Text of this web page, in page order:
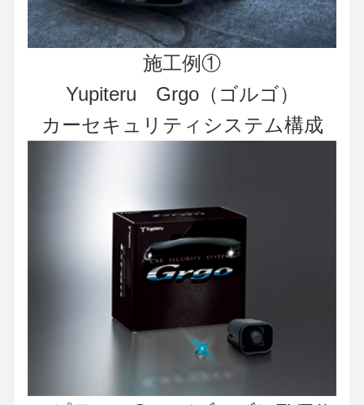
施工例①
Yupiteru Grgo（ゴルゴ）
カーセキュリティシステム構成